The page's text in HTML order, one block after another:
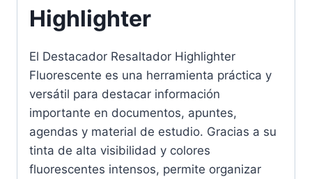
Highlighter
El Destacador Resaltador Highlighter
Fluorescente es una herramienta práctica y
versátil para destacar información
importante en documentos, apuntes,
agendas y material de estudio. Gracias a su
tinta de alta visibilidad y colores
fluorescentes intensos, permite organizar